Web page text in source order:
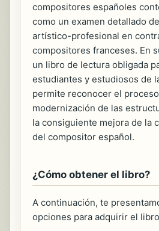
compositores españoles
como un examen detallado
artístico-profesional en
compositores franceses. En
un libro de lectura obligada
estudiantes y estudiosos de
permite reconocer el
modernización de las
la consiguiente mejora de la
del compositor español.
¿Cómo obtener el libro?
A continuación, te
opciones para adquirir el